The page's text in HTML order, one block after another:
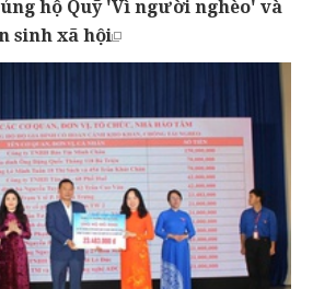
hộ Quỹ 'Vì người nghèo' và
sinh xã hội